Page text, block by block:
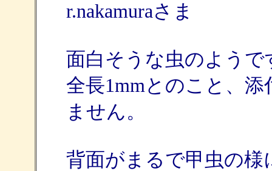
r.nakamuraさま
面白そうな虫のようで
全長1mmとのこと、
ません。
背面がまるで甲虫の